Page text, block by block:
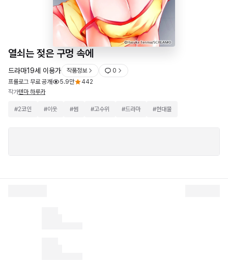
열쇠는 젖은 구멍 속에
드라마19세 이용가 작품정보
0
프롤로그 무료 공개
5.9만
442
작가텐마 하루카
#2코인 #이웃 #썸 #고수위 #드라마 #현대물